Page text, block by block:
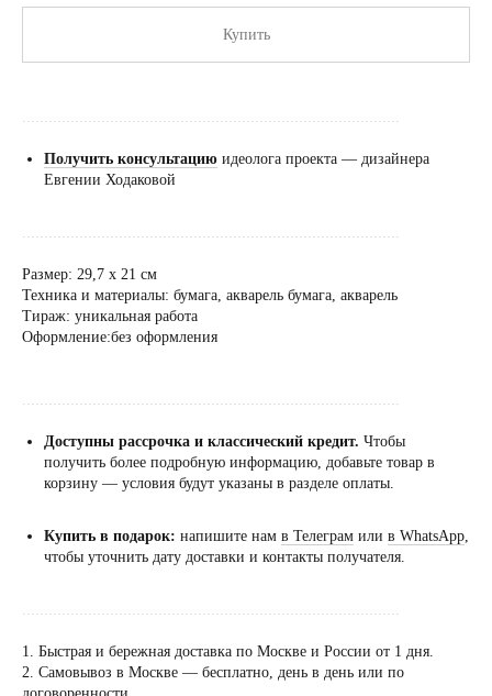
Купить
......................................................................................
Получить консультацию идеолога проекта — дизайнера
Евгении Ходаковой
......................................................................................
Размер: 29,7 х 21 см
Техника и материалы: бумага, акварель бумага, акварель
Тираж: уникальная работа
Оформление:без оформления
......................................................................................
Доступны рассрочка и классический кредит. Чтобы
получить более подробную информацию, добавьте товар в
корзину — условия будут указаны в разделе оплаты.
Купить в подарок: напишите нам в Телеграм или в WhatsApp,
чтобы уточнить дату доставки и контакты получателя.
......................................................................................
1. Быстрая и бережная доставка по Москве и России от 1 дня.
2. Самовывоз в Москве — бесплатно, день в день или по
Посещение только